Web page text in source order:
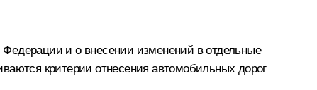
и о внесении изменений в отдельные
критерии отнесения автомобильных дорог